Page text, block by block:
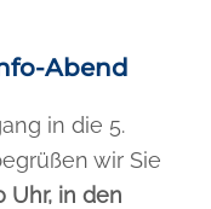
Abend
in die 5.
wir Sie
Uhr, in den